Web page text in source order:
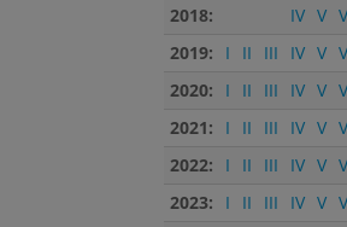
2018: IV V
2019:
I II III IV V
2020:
I II III IV V
2021:
I II III IV V
2022:
I II III IV V
2023:
I II III IV V